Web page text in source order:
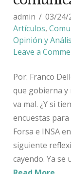
admin
03/24/
Artículos,
Opinión y
Leave a
Por: Franco
que gobierna y
va mal. ¿Y si
encuestas
Forsa e INSA
siguiente
cayendo. Ya se